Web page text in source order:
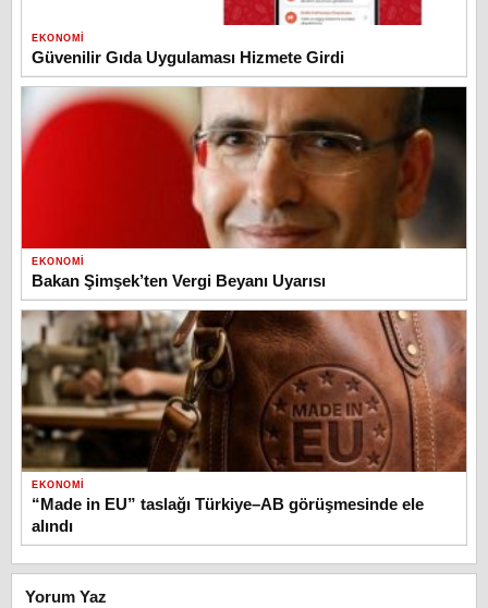
EKONOMI
Güvenilir Gıda Uygulaması Hizmete Girdi
EKONOMI
Bakan Şimşek’ten Vergi Beyanı Uyarısı
EKONOMI
“Made in EU” taslağı Türkiye–AB görüşmesinde ele
alındı
Yorum Yaz